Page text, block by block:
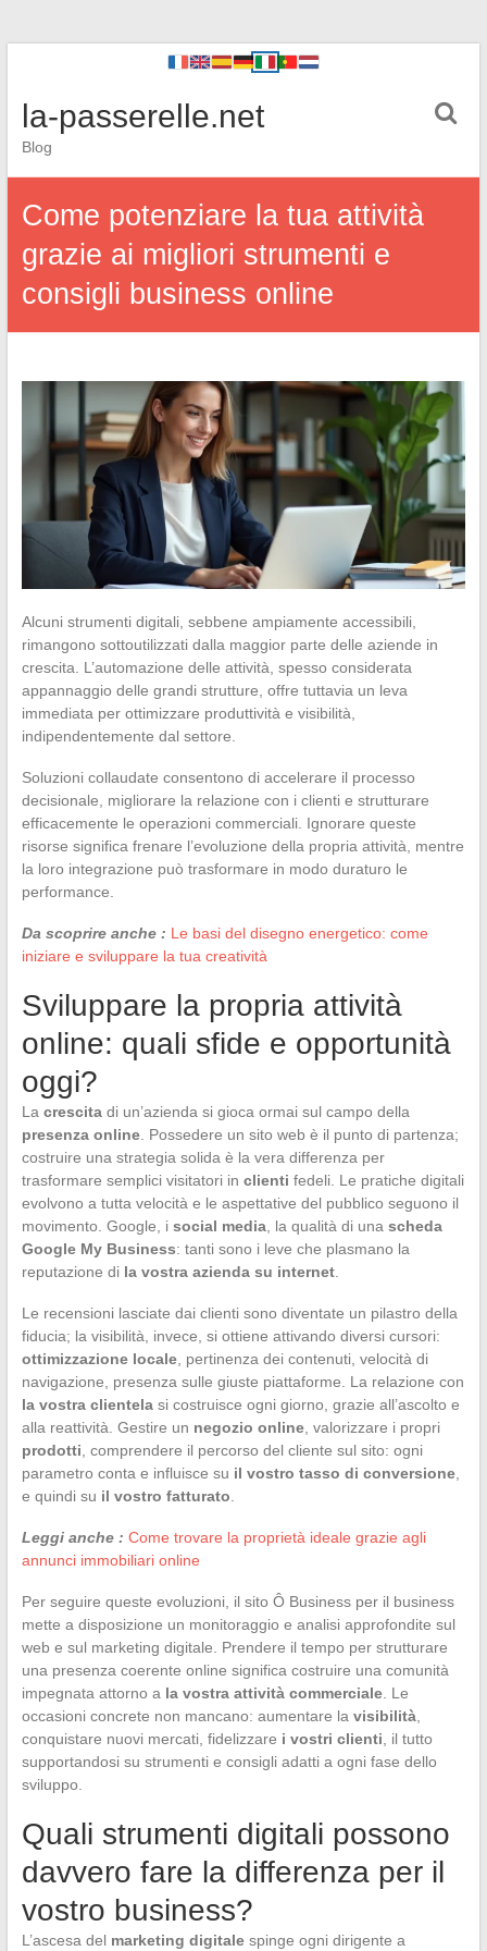
la-passerelle.net
Blog
Come potenziare la tua attività
grazie ai migliori strumenti e
consigli business online
Alcuni strumenti digitali, sebbene ampiamente accessibili,
rimangono sottoutilizzati dalla maggior parte delle aziende in
crescita. L’automazione delle attività, spesso considerata
appannaggio delle grandi strutture, offre tuttavia un leva
immediata per ottimizzare produttività e visibilità,
indipendentemente dal settore.
Soluzioni collaudate consentono di accelerare il processo
decisionale, migliorare la relazione con i clienti e strutturare
efficacemente le operazioni commerciali. Ignorare queste
risorse significa frenare l’evoluzione della propria attività, mentre
la loro integrazione può trasformare in modo duraturo le
performance.
Da scoprire anche : Le basi del disegno energetico: come
iniziare e sviluppare la tua creatività
Sviluppare la propria attività
online: quali sfide e opportunità
oggi?
La crescitadi un’azienda si gioca ormai sul campo della
presenza online. Possedere un sito web è il punto di partenza;
costruire una strategia solida è la vera differenza per
trasformare semplici visitatori in clienti fedeli. Le pratiche digitali
evolvono a tutta velocità e le aspettative del pubblico seguono il
movimento. Google, i social media, la qualità di una scheda
Google My Business: tanti sono i leve che plasmano la
reputazione di la vostra azienda su internet.
Le recensioni lasciate dai clienti sono diventate un pilastro della
fiducia; la visibilità, invece, si ottiene attivando diversi cursori:
ottimizzazione locale, pertinenza dei contenuti, velocità di
navigazione, presenza sulle giuste piattaforme. La relazione con
la vostra clientelasi costruisce ogni giorno, grazie all’ascolto e
alla reattività. Gestire un negozio online, valorizzare i propri
prodotti , comprendere il percorso del cliente sul sito: ogni
parametro conta e influisce su il vostro tasso di conversione,
e quindi su il vostro fatturato
Leggi anche : Come trovare la proprietà ideale grazie agli
annunci immobiliari online
Per seguire queste evoluzioni, il sito Ô Business per il business
mette a disposizione un monitoraggio e analisi approfondite sul
web e sul marketing digitale. Prendere il tempo per strutturare
una presenza coerente online significa costruire una comunità
impegnata attorno a la vostra attività commerciale. Le
occasioni concrete non mancano: aumentare la visibilità,
conquistare nuovi mercati, fidelizzare i vostri clienti , il tutto
supportandosi su strumenti e consigli adatti a ogni fase dello
sviluppo.
Quali strumenti digitali possono
davvero fare la differenza per il
vostro business?
L’ascesa del marketing digitalespinge ogni dirigente a